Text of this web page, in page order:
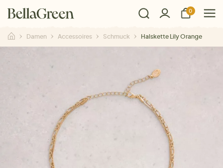
0
Damen Accessoires Schmuck Halskette Lily Orange